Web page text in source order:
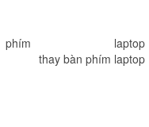
laptop
thay bàn phím laptop